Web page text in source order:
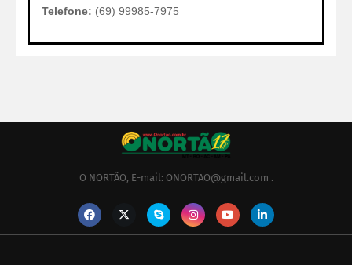
Telefone: (69) 99985-7975
O NORTÃO, E-mail: ONORTAO@gmail.com .